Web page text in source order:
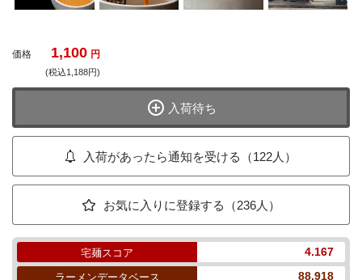
価格 1,100 円
(税込1,188円)
入荷待ち
入荷があったら通知を受ける（122人）
お気に入りに登録する（236人）
宅麺スコア 4.167
ラーメンデータベース 88.918